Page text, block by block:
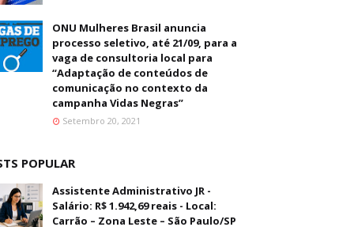
ONU Mulheres Brasil anuncia
processo seletivo, até 21/09, para a
vaga de consultoria local para
“Adaptação de conteúdos de
comunicação no contexto da
campanha Vidas Negras”
Setembro 20, 2021
POPULAR
Assistente Administrativo JR -
Salário: R$ 1.942,69 reais - Local:
Carrão – Zona Leste – São Paulo/SP